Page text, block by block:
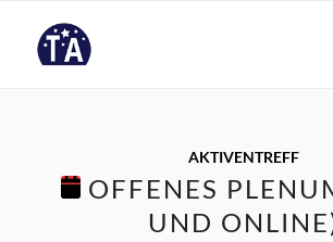
AKTIVENTREFF
OFFENES
UND